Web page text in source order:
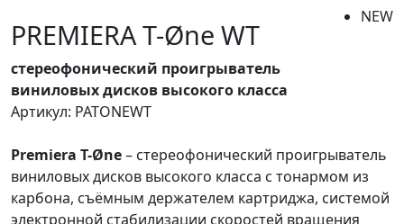
PREMIERA T-Øne WT
стереофонический проигрыватель
виниловых дисков высокого класса
NEW
Артикул: PATONEWT
Premiera T-Øne– стереофонический проигрыватель
виниловых дисков высокого класса с тонармом из
карбона, съёмным держателем картриджа, системой
электронной стабилизации скоростей вращения